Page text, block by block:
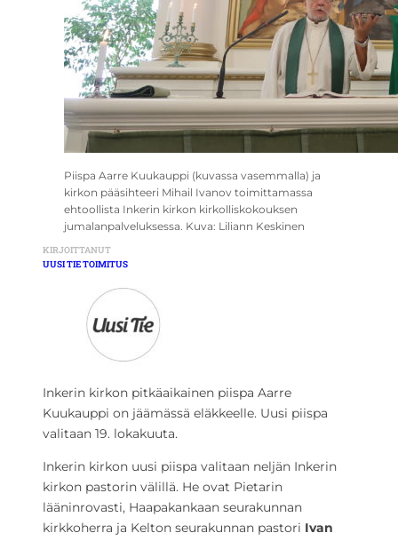
Piispa Aarre Kuukauppi (kuvassa vasemmalla) ja
kirkon pääsihteeri Mihail Ivanov toimittamassa
ehtoollista Inkerin kirkon kirkolliskokouksen
jumalanpalveluksessa. Kuva: Liliann Keskinen
KIRJOITTANUT
UUSI TIE TOIMITUS
Inkerin kirkon pitkäaikainen piispa Aarre
Kuukauppi on jäämässä eläkkeelle. Uusi piispa
valitaan 19. lokakuuta.
Inkerin kirkon uusi piispa valitaan neljän Inkerin
kirkon pastorin välillä. He ovat Pietarin
lääninrovasti, Haapakankaan seurakunnan
kirkkoherra ja Kelton seurakunnan pastori Ivan